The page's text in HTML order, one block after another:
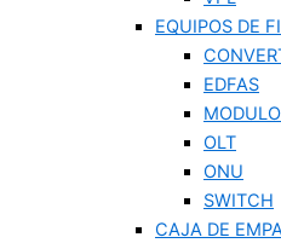
EQUIPOS DE
EDFAS
OLT
ONU
SWITCH
CAJA DE